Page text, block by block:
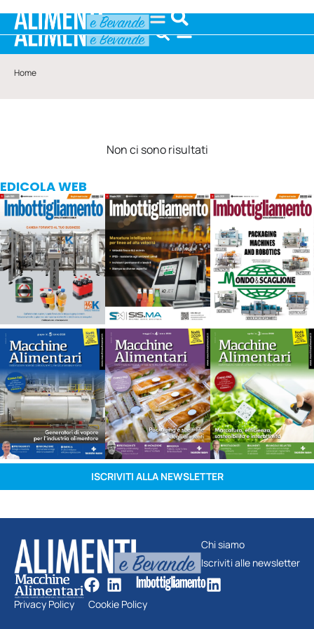
Home
Non ci sono risultati
EDICOLA WEB
ISCRIVITI ALLA NEWSLETTER
Chi siamo
Iscriviti alle newsletter
Privacy Policy Cookie Policy